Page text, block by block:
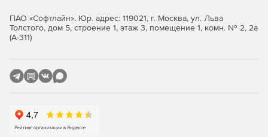
настраивать содержание итоговой викторины,
Технические требования:
Процессор с тактовой частотой: от 1 ГГц;
ПАО «Софтлайн». Юр. адрес: 119021, г. Москва, ул. Льва
Толстого, дом 5, строение 1, этаж 3, помещение 1, комн. № 2, 2а
(А-311)